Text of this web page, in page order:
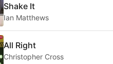
Shake It
Ian Matthews
All Right
Christopher Cross